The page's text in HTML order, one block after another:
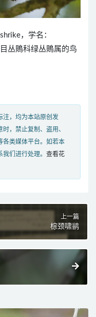
，学名：
丛鵙科绿丛鵙属的鸟
注，均为本站原创发
，禁止复制、盗用、
各类媒体平台。如若本
们进行处理。 查看花
上一篇
棕颈啸鹟